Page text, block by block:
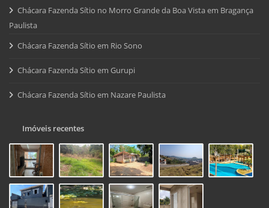
Chácara Fazenda Sítio no Morro Grande da Boa Vista em Bragança
Paulista
Chácara Fazenda Sítio em Rio Sono
Chácara Fazenda Sítio em Gurupi
Chácara Fazenda Sítio em Nazare Paulista
Imóveis recentes